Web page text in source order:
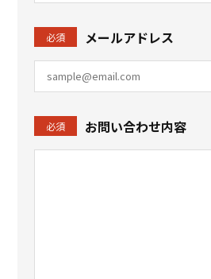
必須 メールアドレス
必須 お問い合わせ内容